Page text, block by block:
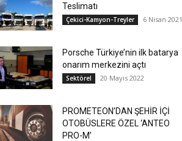
Teslimatı
Çekici-Kamyon-Treyler 6 Nisan 2021
Porsche Türkiye’nin ilk batarya
onarım merkezini açtı
Sektörel 20 Mayıs 2022
PROMETEON’DAN ŞEHİR İÇİ
OTOBÜSLERE ÖZEL ‘ANTEO
PRO-M’